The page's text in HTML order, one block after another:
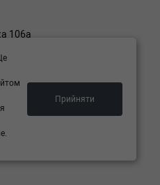
106а
нд - вихідний
Прийняти